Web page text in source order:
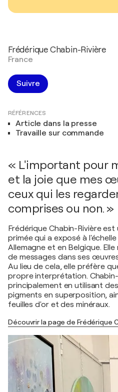
Frédérique Chabin-Rivière
France
Suivre
RÉFÉRENCES
Article dans la presse
Travaille sur commande
« L'important pour
et la joie que mes
ceux qui les
comprises ou non. »
Frédérique Chabin-Rivière
primée qui a exposé à
Allemagne et en Belgique.
de messages dans ses
Au lieu de cela, elle préfère
propre interprétation.
principalement en utilisant
pigments en superposition,
feuilles d'or et des minéraux.
Découvrir la page de Frédérique